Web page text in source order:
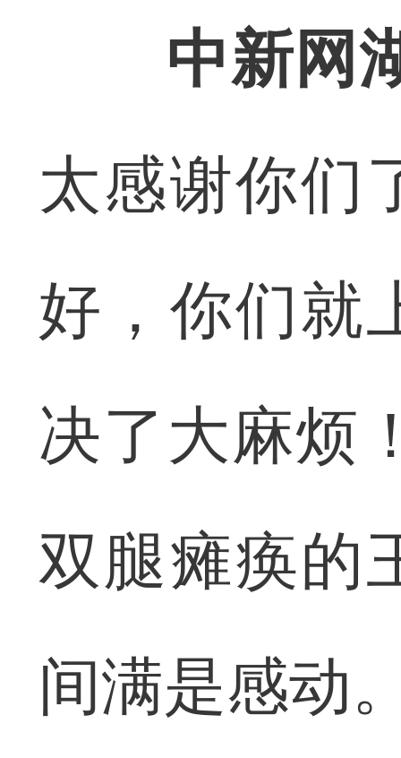
中新网
太感谢你们
好，你们就
决了大麻烦
双腿瘫痪的
间满是感动